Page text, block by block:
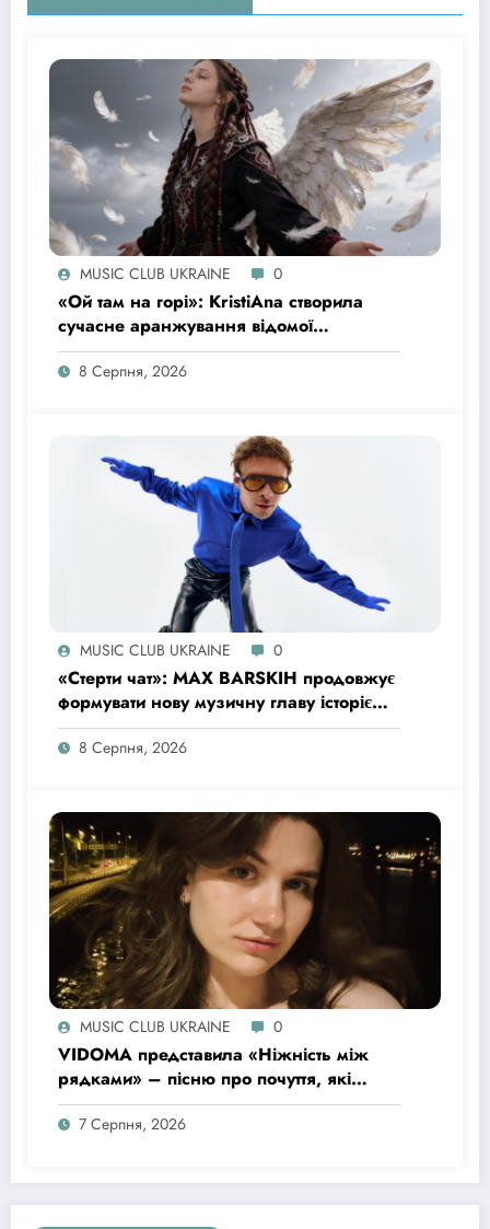
MUSIC CLUB UKRAINE 0
«Ой там на горі»: KristiAna створила
сучасне аранжування відомої
української народної пісні
8 Серпня, 2026
MUSIC CLUB UKRAINE 0
«Стерти чат»: MAX BARSKIH продовжує
формувати нову музичну главу історією
про сучасне кохання
8 Серпня, 2026
MUSIC CLUB UKRAINE 0
VIDOMA представила «Ніжність між
рядками» – пісню про почуття, які
живуть у мовчанні
7 Серпня, 2026